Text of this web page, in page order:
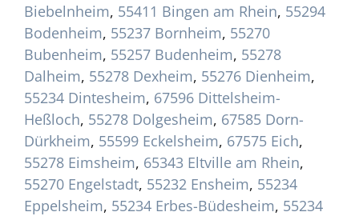
Biebelnheim, 55411 Bingen am Rhein, 55294
Bodenheim, 55237 Bornheim, 55270
Bubenheim, 55257 Budenheim, 55278
Dalheim, 55278 Dexheim, 55276 Dienheim,
55234 Dintesheim, 67596 Dittelsheim-
Heßloch, 55278 Dolgesheim, 67585 Dorn-
Dürkheim, 55599 Eckelsheim, 67575 Eich,
55278 Eimsheim, 65343 Eltville am Rhein,
55270 Engelstadt, 55232 Ensheim, 55234
Eppelsheim, 55234 Erbes-Büdesheim, 55234